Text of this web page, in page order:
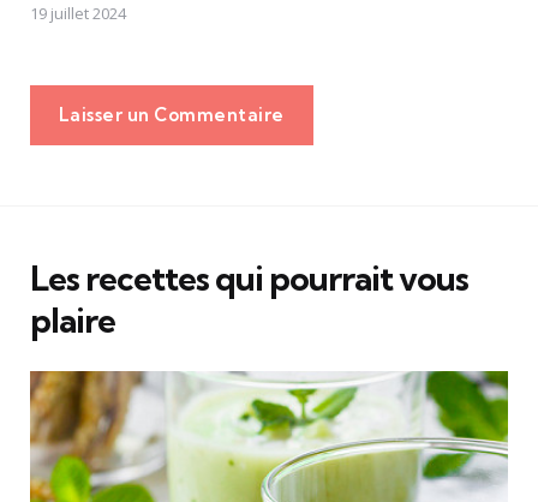
19 juillet 2024
Laisser un Commentaire
Les recettes qui pourrait vous
plaire